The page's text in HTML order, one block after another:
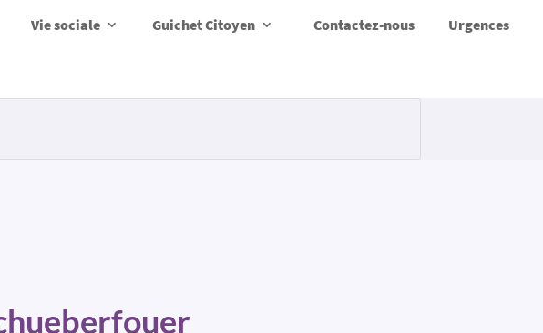
Vie sociale Guichet Citoyen Contactez-nous Urgences